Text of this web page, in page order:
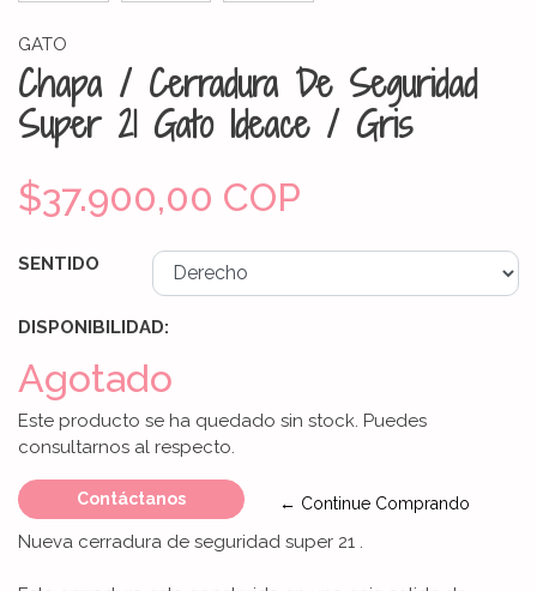
GATO
Chapa / Cerradura De Seguridad
Super 21 Gato Ideace / Gris
$37.900,00 COP
SENTIDO
DISPONIBILIDAD:
Agotado
Este producto se ha quedado sin stock. Puedes
consultarnos al respecto.
Contáctanos ← Continue Comprando
Nueva cerradura de seguridad super 21 .